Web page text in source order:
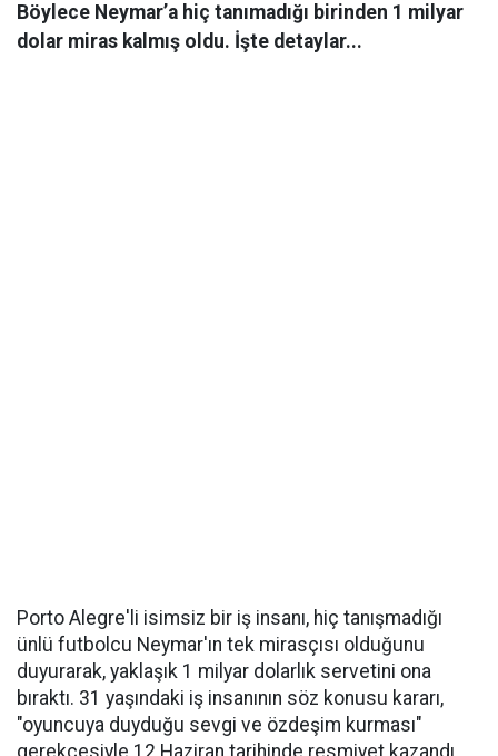
Böylece Neymar’a hiç tanımadığı birinden 1 milyar
dolar miras kalmış oldu. İşte detaylar...
Porto Alegre'li isimsiz bir iş insanı, hiç tanışmadığı
ünlü futbolcu Neymar'ın tek mirasçısı olduğunu
duyurarak, yaklaşık 1 milyar dolarlık servetini ona
bıraktı. 31 yaşındaki iş insanının söz konusu kararı,
"oyuncuya duyduğu sevgi ve özdeşim kurması"